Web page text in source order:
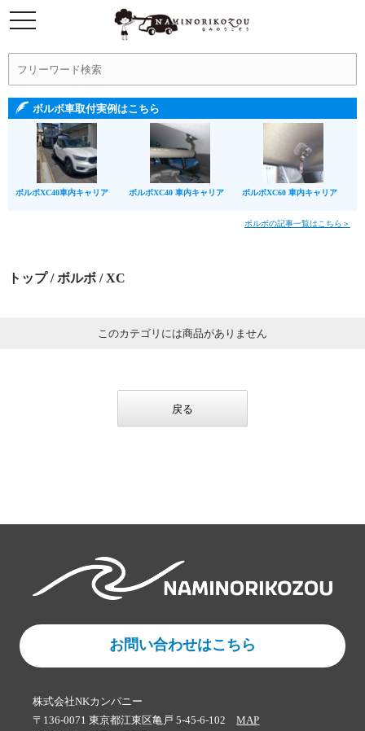
ボルボ車取付実例はこちら
ボルボXC40車内キャリア ボルボXC40 車内キャリア ボルボXC60 車内キャリア
ボルボの記事一覧はこちら＞
トップ/ボルボ / XC
このカテゴリには商品がありません
戻る
お問い合わせはこちら
株式会社NKカンパニー
〒136-0071 東京都江東区亀戸 5-45-6-102MAP